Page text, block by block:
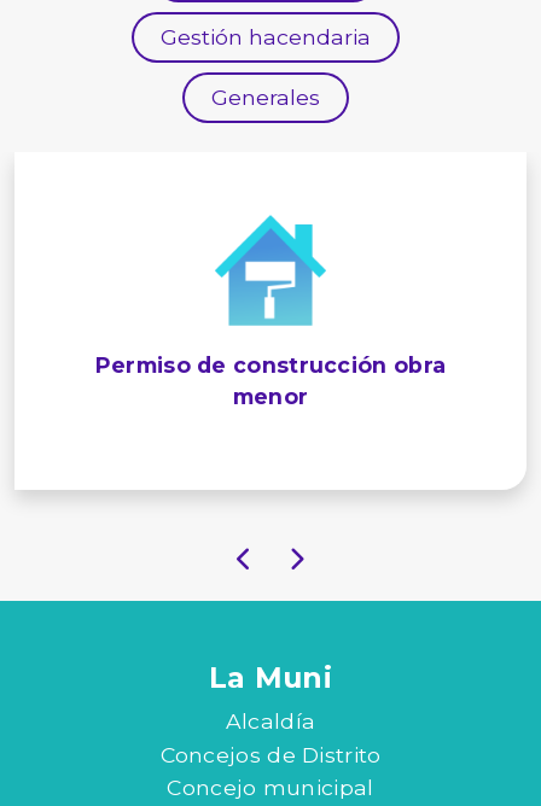
Gestión hacendaria
Generales
Permiso de construcción obra
menor
La Muni
Alcaldía
Concejos de Distrito
Concejo municipal